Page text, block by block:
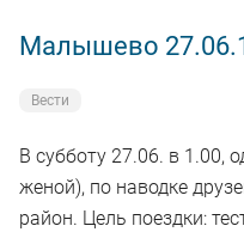
Малышево
Вести
В субботу 27.06. в 1.00,
женой), по наводке
район. Цель поездки: